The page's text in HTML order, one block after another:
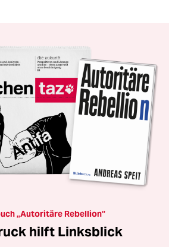
„Autoritäre Rebellion“
hilft Linksblick